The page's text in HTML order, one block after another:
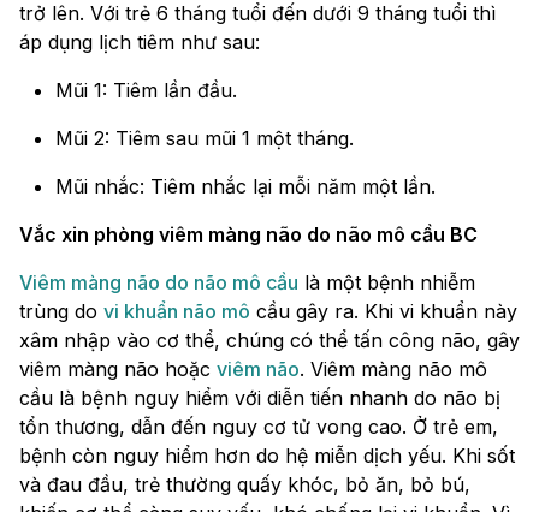
trở lên. Với trẻ 6 tháng tuổi đến dưới 9 tháng tuổi thì
áp dụng lịch tiêm như sau:
Mũi 1: Tiêm lần đầu.
Mũi 2: Tiêm sau mũi 1 một tháng.
Mũi nhắc: Tiêm nhắc lại mỗi năm một lần.
Vắc xin phòng viêm màng não do não mô cầu BC
Viêm màng não do não mô cầu là một bệnh nhiễm
trùng do vi khuẩn não mô cầu gây ra. Khi vi khuẩn này
xâm nhập vào cơ thể, chúng có thể tấn công não, gây
viêm màng não hoặc viêm não. Viêm màng não mô
cầu là bệnh nguy hiểm với diễn tiến nhanh do não bị
tổn thương, dẫn đến nguy cơ tử vong cao. Ở trẻ em,
bệnh còn nguy hiểm hơn do hệ miễn dịch yếu. Khi sốt
và đau đầu, trẻ thường quấy khóc, bỏ ăn, bỏ bú,